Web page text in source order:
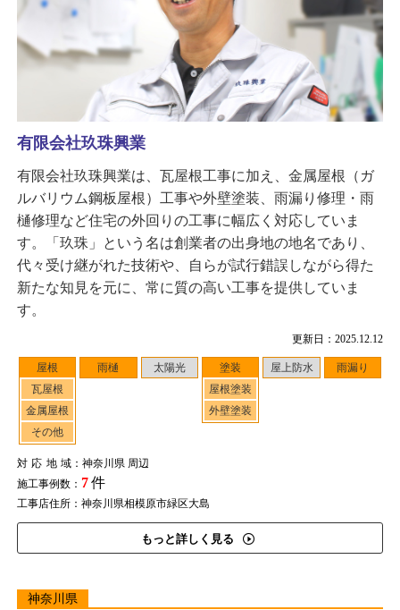
更新日：2025.12.12
屋根
瓦屋根
金属屋根
その他
雨樋 太陽光
塗装
屋根塗装
外壁塗装
屋上防水 雨漏り
対応地域：神奈川県 周辺
施工事例数： 7件
工事店住所：神奈川県相模原市緑区大島
もっと詳しく見る
有限会社玖珠興業
有限会社玖珠興業は、瓦屋根工事に加え、金属屋根（ガ
ルバリウム鋼板屋根）工事や外壁塗装、雨漏り修理・雨
樋修理など住宅の外回りの工事に幅広く対応していま
す。「玖珠」という名は創業者の出身地の地名であり、
代々受け継がれた技術や、自らが試行錯誤しながら得た
新たな知見を元に、常に質の高い工事を提供していま
す。
神奈川県